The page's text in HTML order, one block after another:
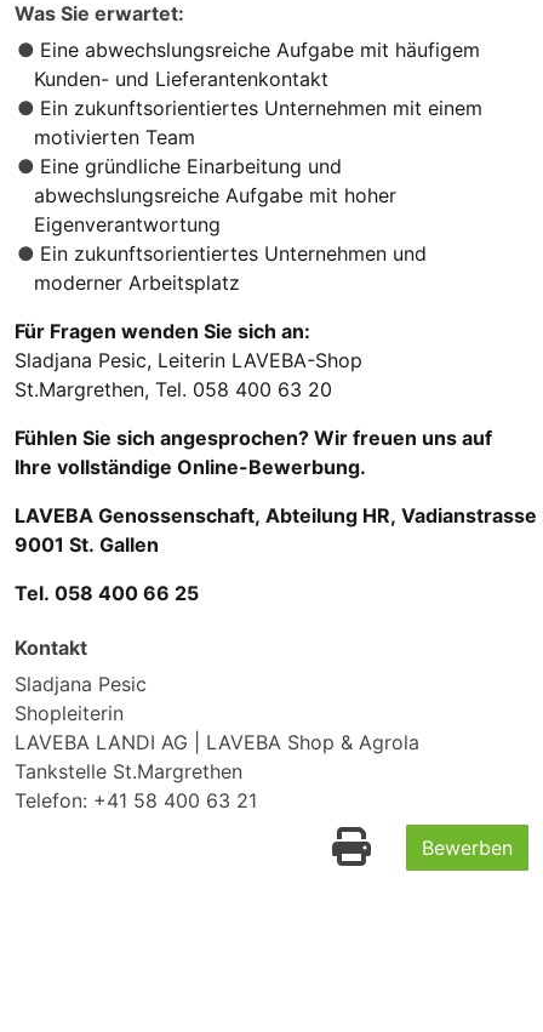
Was Sie erwartet:
Eine abwechslungsreiche Aufgabe mit häufigem
Kunden- und Lieferantenkontakt
Ein zukunftsorientiertes Unternehmen mit einem
motivierten Team
Eine gründliche Einarbeitung und
abwechslungsreiche Aufgabe mit hoher
Eigenverantwortung
Ein zukunftsorientiertes Unternehmen und
moderner Arbeitsplatz
Für Fragen wenden Sie sich an:
Sladjana Pesic, Leiterin LAVEBA-Shop
St.Margrethen, Tel. 058 400 63 20
Fühlen Sie sich angesprochen? Wir freuen uns auf
Ihre vollständige Online-Bewerbung.
LAVEBA Genossenschaft, Abteilung HR,
9001 St. Gallen
Tel. 058 400 66 25
Kontakt
Sladjana Pesic
Shopleiterin
LAVEBA LANDI AG | LAVEBA Shop & Agrola
Tankstelle St.Margrethen
Telefon: +41 58 400 63 21
Bewerben